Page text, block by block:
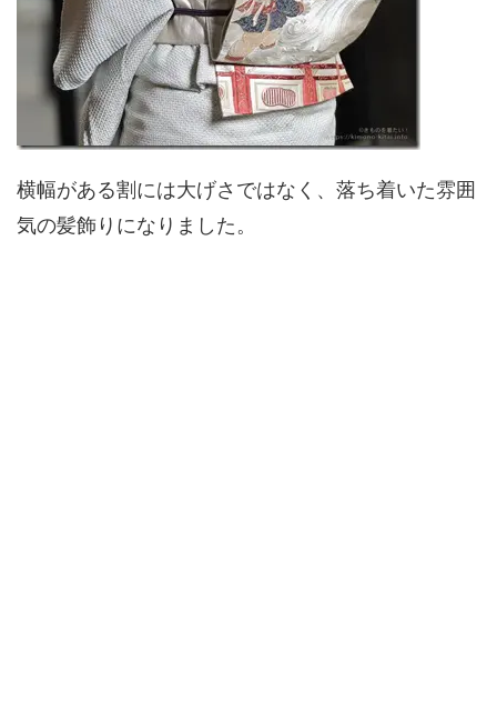
横幅がある割には大げさではなく、落ち着いた雰囲
気の髪飾りになりました。